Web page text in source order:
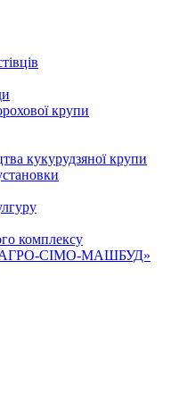
крупи
кукурудзяної крупи
комплексу
СІМО-МАШБУД»